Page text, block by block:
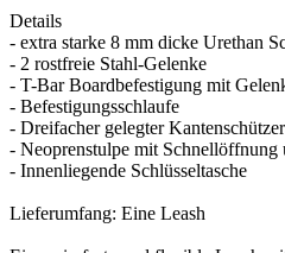
Details
- extra starke 8 mm dicke Urethan
- 2 rostfreie Stahl-Gelenke
- T-Bar Boardbefestigung mit
- Befestigungsschlaufe
- Dreifacher gelegter Kantenschützer
- Neoprenstulpe mit Schnellöffnung
- Innenliegende Schlüsseltasche
Lieferumfang: Eine Leash